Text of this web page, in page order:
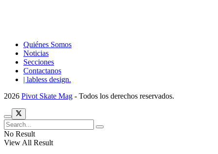
Quiénes Somos
Noticias
Secciones
Contactanos
| labless design.
2026 Pivot Skate Mag - Todos los derechos reservados.
No Result
View All Result